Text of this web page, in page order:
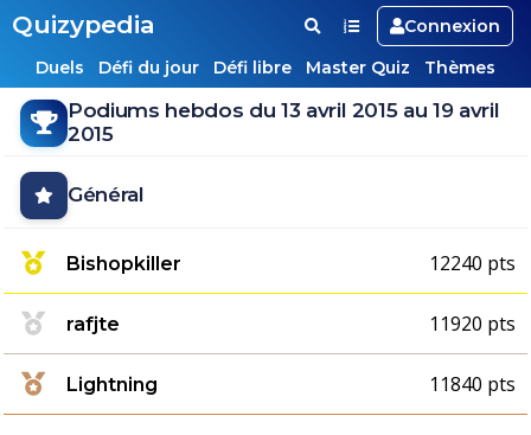
Quizypedia
Connexion
Duels
Défi du jour Défi libre Master Quiz Thèmes
Podiums hebdos du 13 avril 2015 au 19 avril
2015
Général
Bishopkiller 12240 pts
rafjte 11920 pts
Lightning 11840 pts